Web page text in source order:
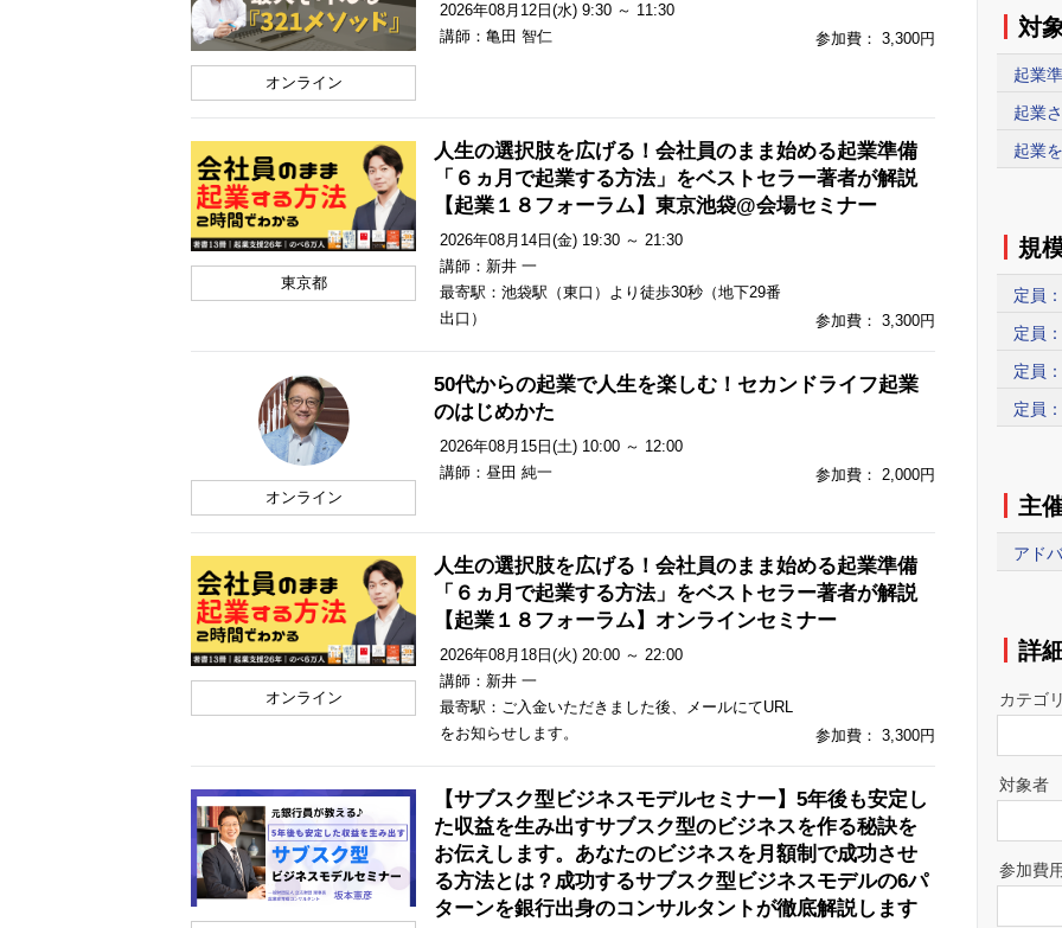
オンライン
2026年08月12日(水) 9:30 ～ 11:30
講師：亀田 智仁
参加費： 3,300円
東京都
人生の選択肢を広げる！会社員のまま始める起業準備
「６ヵ月で起業する方法」をベストセラー著者が解説
【起業１８フォーラム】東京池袋@会場セミナー
2026年08月14日(金) 19:30 ～ 21:30
講師：新井 一
最寄駅：池袋駅（東口）より徒歩30秒（地下29番
出口）
参加費： 3,300円
オンライン
50代からの起業で人生を楽しむ！セカンドライフ起業
のはじめかた
2026年08月15日(土) 10:00 ～ 12:00
講師：昼田 純一
参加費： 2,000円
オンライン
人生の選択肢を広げる！会社員のまま始める起業準備
「６ヵ月で起業する方法」をベストセラー著者が解説
【起業１８フォーラム】オンラインセミナー
2026年08月18日(火) 20:00 ～ 22:00
講師：新井 一
最寄駅：ご入金いただきました後、メールにてURL
をお知らせします。
参加費： 3,300円
【サブスク型ビジネスモデルセミナー】5年後も安定し
た収益を生み出すサブスク型のビジネスを作る秘訣を
お伝えします。あなたのビジネスを月額制で成功させ
る方法とは？成功するサブスク型ビジネスモデルの6パ
ターンを銀行出身のコンサルタントが徹底解説します
対
起業
起業
起業
規
定員
定員
定員
定員
主
アド
詳
カテゴ
対象者
参加費